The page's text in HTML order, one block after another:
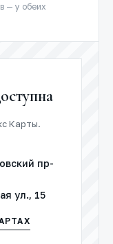
— у обеих
Карты.
пр-
ул., 15